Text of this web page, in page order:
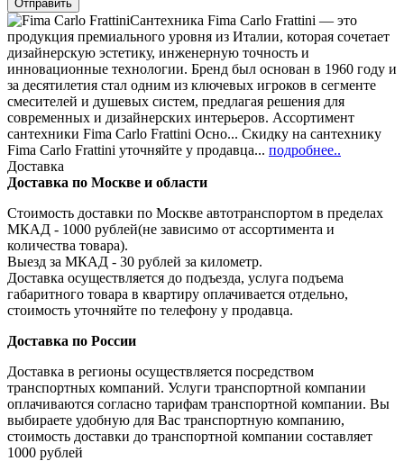
Сантехника Fima Carlo Frattini — это
продукция премиального уровня из Италии, которая сочетает
дизайнерскую эстетику, инженерную точность и
инновационные технологии. Бренд был основан в 1960 году и
за десятилетия стал одним из ключевых игроков в сегменте
смесителей и душевых систем, предлагая решения для
современных и дизайнерских интерьеров. Ассортимент
сантехники Fima Carlo Frattini Осно... Скидку на сантехнику
Fima Carlo Frattini уточняйте у продавца... подробнее..
Доставка
Доставка по Москве и области
Стоимость доставки по Москве автотранспортом в пределах
МКАД - 1000 рублей(не зависимо от ассортимента и
количества товара).
Выезд за МКАД - 30 рублей за километр.
Доставка осуществляется до подъезда, услуга подъема
габаритного товара в квартиру оплачивается отдельно,
стоимость уточняйте по телефону у продавца.
Доставка по России
Доставка в регионы осуществляется посредством
транспортных компаний. Услуги транспортной компании
оплачиваются согласно тарифам транспортной компании. Вы
выбираете удобную для Вас транспортную компанию,
стоимость доставки до транспортной компании составляет
1000 рублей